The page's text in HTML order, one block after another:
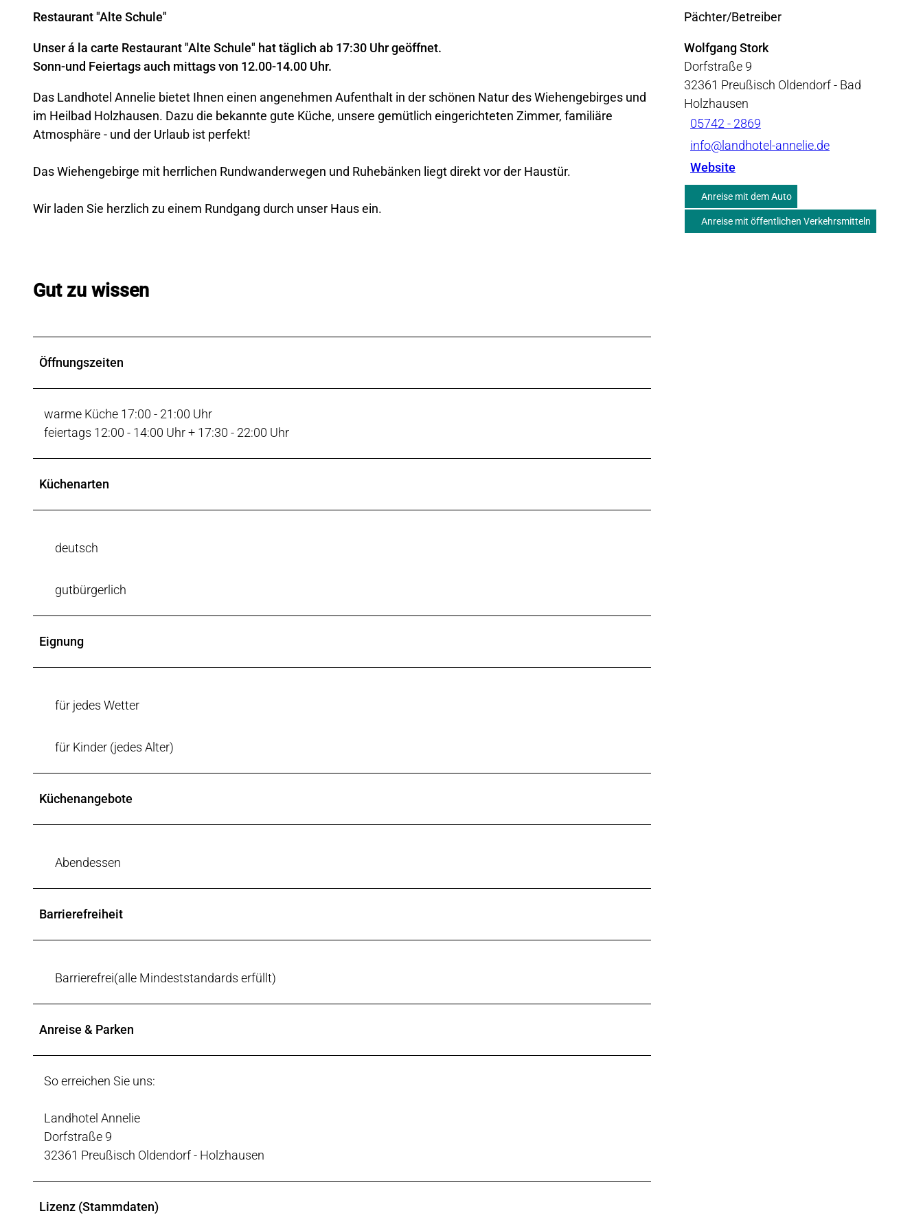
e
Restaurant "Alte Schule"
Unser á la carte Restaurant "Alte Schule" hat täglich ab 17:30 Uhr geöffnet.
Sonn-und Feiertags auch mittags von 12.00-14.00 Uhr.
Das Landhotel Annelie bietet Ihnen einen angenehmen Aufenthalt in der schönen Natur des Wiehengebirges und
im Heilbad Holzhausen. Dazu die bekannte gute Küche, unsere gemütlich eingerichteten Zimmer, familiäre
Atmosphäre - und der Urlaub ist perfekt!
Das Wiehengebirge mit herrlichen Rundwanderwegen und Ruhebänken liegt direkt vor der Haustür.
Wir laden Sie herzlich zu einem Rundgang durch unser Haus ein.
Gut zu wissen
Öffnungszeiten
warme Küche 17:00 - 21:00 Uhr
feiertags 12:00 - 14:00 Uhr + 17:30 - 22:00 Uhr
Küchenarten
deutsch
gutbürgerlich
Eignung
für jedes Wetter
für Kinder (jedes Alter)
Küchenangebote
Abendessen
Barrierefreiheit
Barrierefrei(alle Mindeststandards erfüllt)
Anreise & Parken
So erreichen Sie uns:
Landhotel Annelie
Dorfstraße 9
32361 Preußisch Oldendorf - Holzhausen
Lizenz (Stammdaten)
Pächter/Betreiber
Wolfgang Stork
Dorfstraße 9
32361 Preußisch Oldendorf- Bad
Holzhausen
05742 - 2869
info@landhotel-annelie.de
Website
Anreise mit dem Auto
Anreise mit öffentlichen Verkehrsmitteln